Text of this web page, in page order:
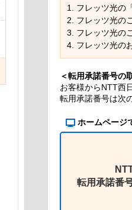
フレッツ光の
フレッツ光の
フレッツ光の
フレッツ光の
＜転用承諾番号の
お客様からNTT西
転用承諾番号は次
ホームページ
転用承諾番